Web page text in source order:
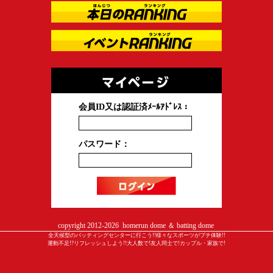
会員ID又は認証済ﾒｰﾙｱﾄﾞﾚｽ：
パスワード：
copyright 2012-2026 homerun dome ＆ batting dome
全天候型のバッティングセンターに行こう!!様々なスポーツがプチ体験!!
運動不足!?リフレッシュしよう!!大人数で!友人同士で!カップル・家族で!